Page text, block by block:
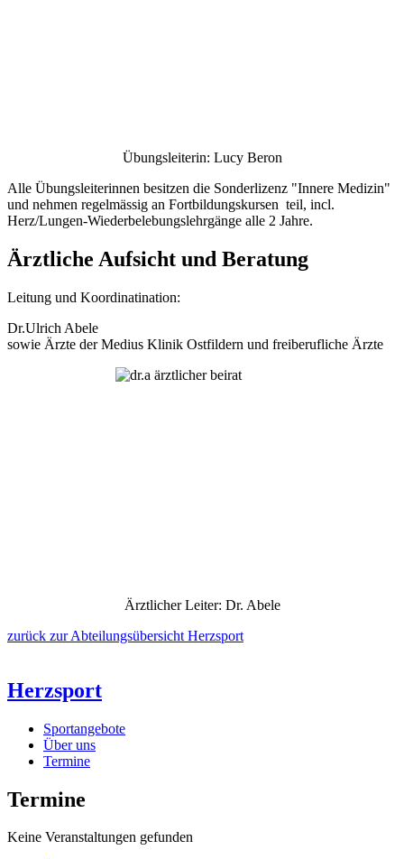
Übungsleiterin: Lucy Beron
Alle Übungsleiterinnen besitzen die Sonderlizenz "Innere Medizin"
und nehmen regelmässig an Fortbildungskursen teil, incl.
Herz/Lungen-Wiederbelebungslehrgänge alle 2 Jahre.
Ärztliche Aufsicht und Beratung
Leitung und Koordinatination:
Dr.Ulrich Abele
sowie Ärzte der Medius Klinik Ostfildern und freiberufliche Ärzte
Ärztlicher Leiter: Dr. Abele
zurück zur Abteilungsübersicht Herzsport
Herzsport
Sportangebote
Über uns
Termine
Termine
Keine Veranstaltungen gefunden